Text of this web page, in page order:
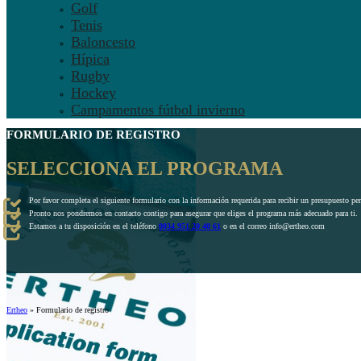
Golf
Tenis
Baloncesto
Hípica
Rugby
Hockey
Campamentos fútbol invierno
FORMULARIO DE REGISTRO
SELECCIONA EL PROGRAMA
Por favor completa el siguiente formulario con la información requerida para recibir un presupuesto
Pronto nos pondremos en contacto contigo para asegurar que eliges el programa más adecuado para ti.
Estamos a tu disposición en el teléfono 0034 951 20 40 61 o en el correo info@ertheo.com
Ertheo » Formulario de registro